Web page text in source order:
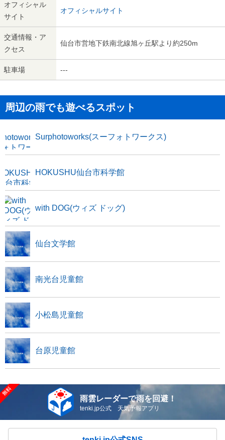
オフィシャル
サイト
オフィシャルサイト
交通情報・ア
クセス
仙台市営地下鉄南北線旭ヶ丘駅より約250m
駐車場 ---
周辺の雨でも遊べるスポット
Surphotoworks(スーフォトワークス)
HOKUSHU仙台市科学館
with DOG(ウィズ ドッグ)
仙台文学館
南光台児童館
小松島児童館
台原児童館
雨雲レーダーで雨を回避！
tenki.jp公式 天気予報アプリ